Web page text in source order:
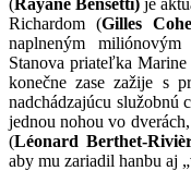
Richardom (Gilles
naplneným
Stanova priateľka Marine
konečne zase zažije s
nadchádzajúcu služobnú
jednou nohou vo
(Léonard Berthet-
aby mu zariadil hanbu aj